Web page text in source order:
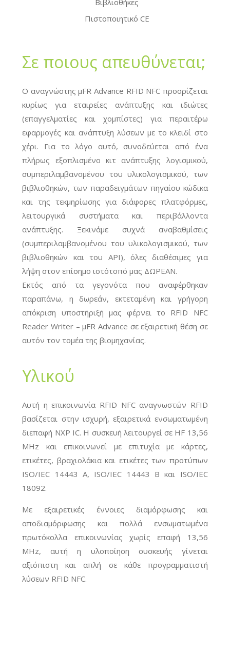
Βιβλιοθήκες
Πιστοποιητικό CE
Σε ποιους απευθύνεται;
Ο αναγνώστης μFR Advance RFID NFC προορίζεται
κυρίως για εταιρείες ανάπτυξης και ιδιώτες
(επαγγελματίες και χομπίστες) για περαιτέρω
εφαρμογές και ανάπτυξη λύσεων με το κλειδί στο
χέρι. Για το λόγο αυτό, συνοδεύεται από ένα
πλήρως εξοπλισμένο κιτ ανάπτυξης λογισμικού,
συμπεριλαμβανομένου του υλικολογισμικού, των
βιβλιοθηκών, των παραδειγμάτων πηγαίου κώδικα
και της τεκμηρίωσης για διάφορες πλατφόρμες,
λειτουργικά συστήματα και περιβάλλοντα
ανάπτυξης. Ξεκινάμε συχνά αναβαθμίσεις
(συμπεριλαμβανομένου του υλικολογισμικού, των
βιβλιοθηκών και του API), όλες διαθέσιμες για
λήψη στον επίσημο ιστότοπό μας ΔΩΡΕΑΝ.
Εκτός από τα γεγονότα που αναφέρθηκαν
παραπάνω, η δωρεάν, εκτεταμένη και γρήγορη
απόκριση υποστήριξή μας φέρνει το RFID NFC
Reader Writer – μFR Advance σε εξαιρετική θέση σε
αυτόν τον τομέα της βιομηχανίας.
Υλικού
Αυτή η επικοινωνία RFID NFC αναγνωστών RFID
βασίζεται στην ισχυρή, εξαιρετικά ενσωματωμένη
διεπαφή NXP IC. Η συσκευή λειτουργεί σε HF 13,56
MHz και επικοινωνεί με επιτυχία με κάρτες,
ετικέτες, βραχιολάκια και ετικέτες των προτύπων
ISO/IEC 14443 A, ISO/IEC 14443 B και ISO/IEC
18092.
Με εξαιρετικές έννοιες διαμόρφωσης και
αποδιαμόρφωσης και πολλά ενσωματωμένα
πρωτόκολλα επικοινωνίας χωρίς επαφή 13,56
MHz, αυτή η υλοποίηση συσκευής γίνεται
αξιόπιστη και απλή σε κάθε προγραμματιστή
λύσεων RFID NFC.